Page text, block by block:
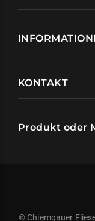
KONTAKT
Produkt oder
© Chiemgauer